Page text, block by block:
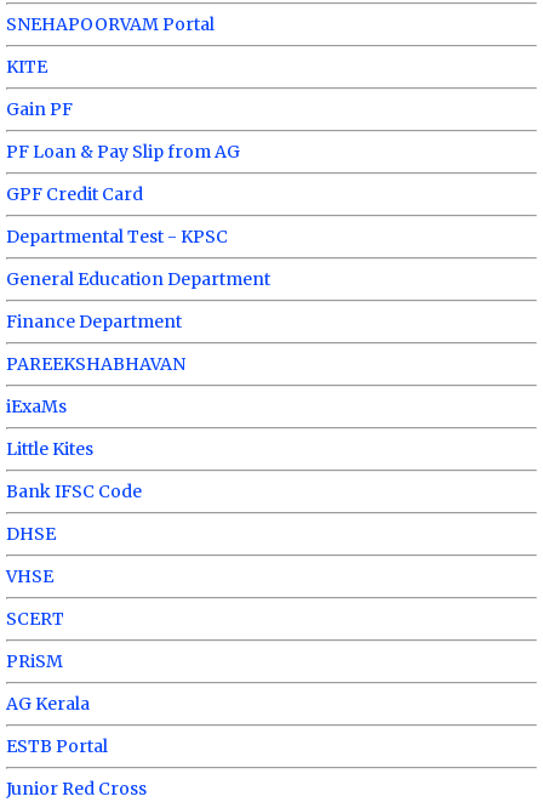
SNEHAPOORVAM Portal
KITE
Gain PF
PF Loan & Pay Slip from AG
GPF Credit Card
Departmental Test - KPSC
General Education Department
Finance Department
PAREEKSHABHAVAN
iExaMs
Little Kites
Bank IFSC Code
DHSE
VHSE
SCERT
PRiSM
AG Kerala
ESTB Portal
Junior Red Cross